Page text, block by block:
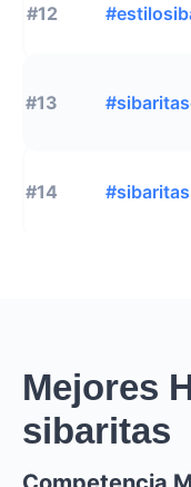
#12
#13
#14
Mejores
sibaritas